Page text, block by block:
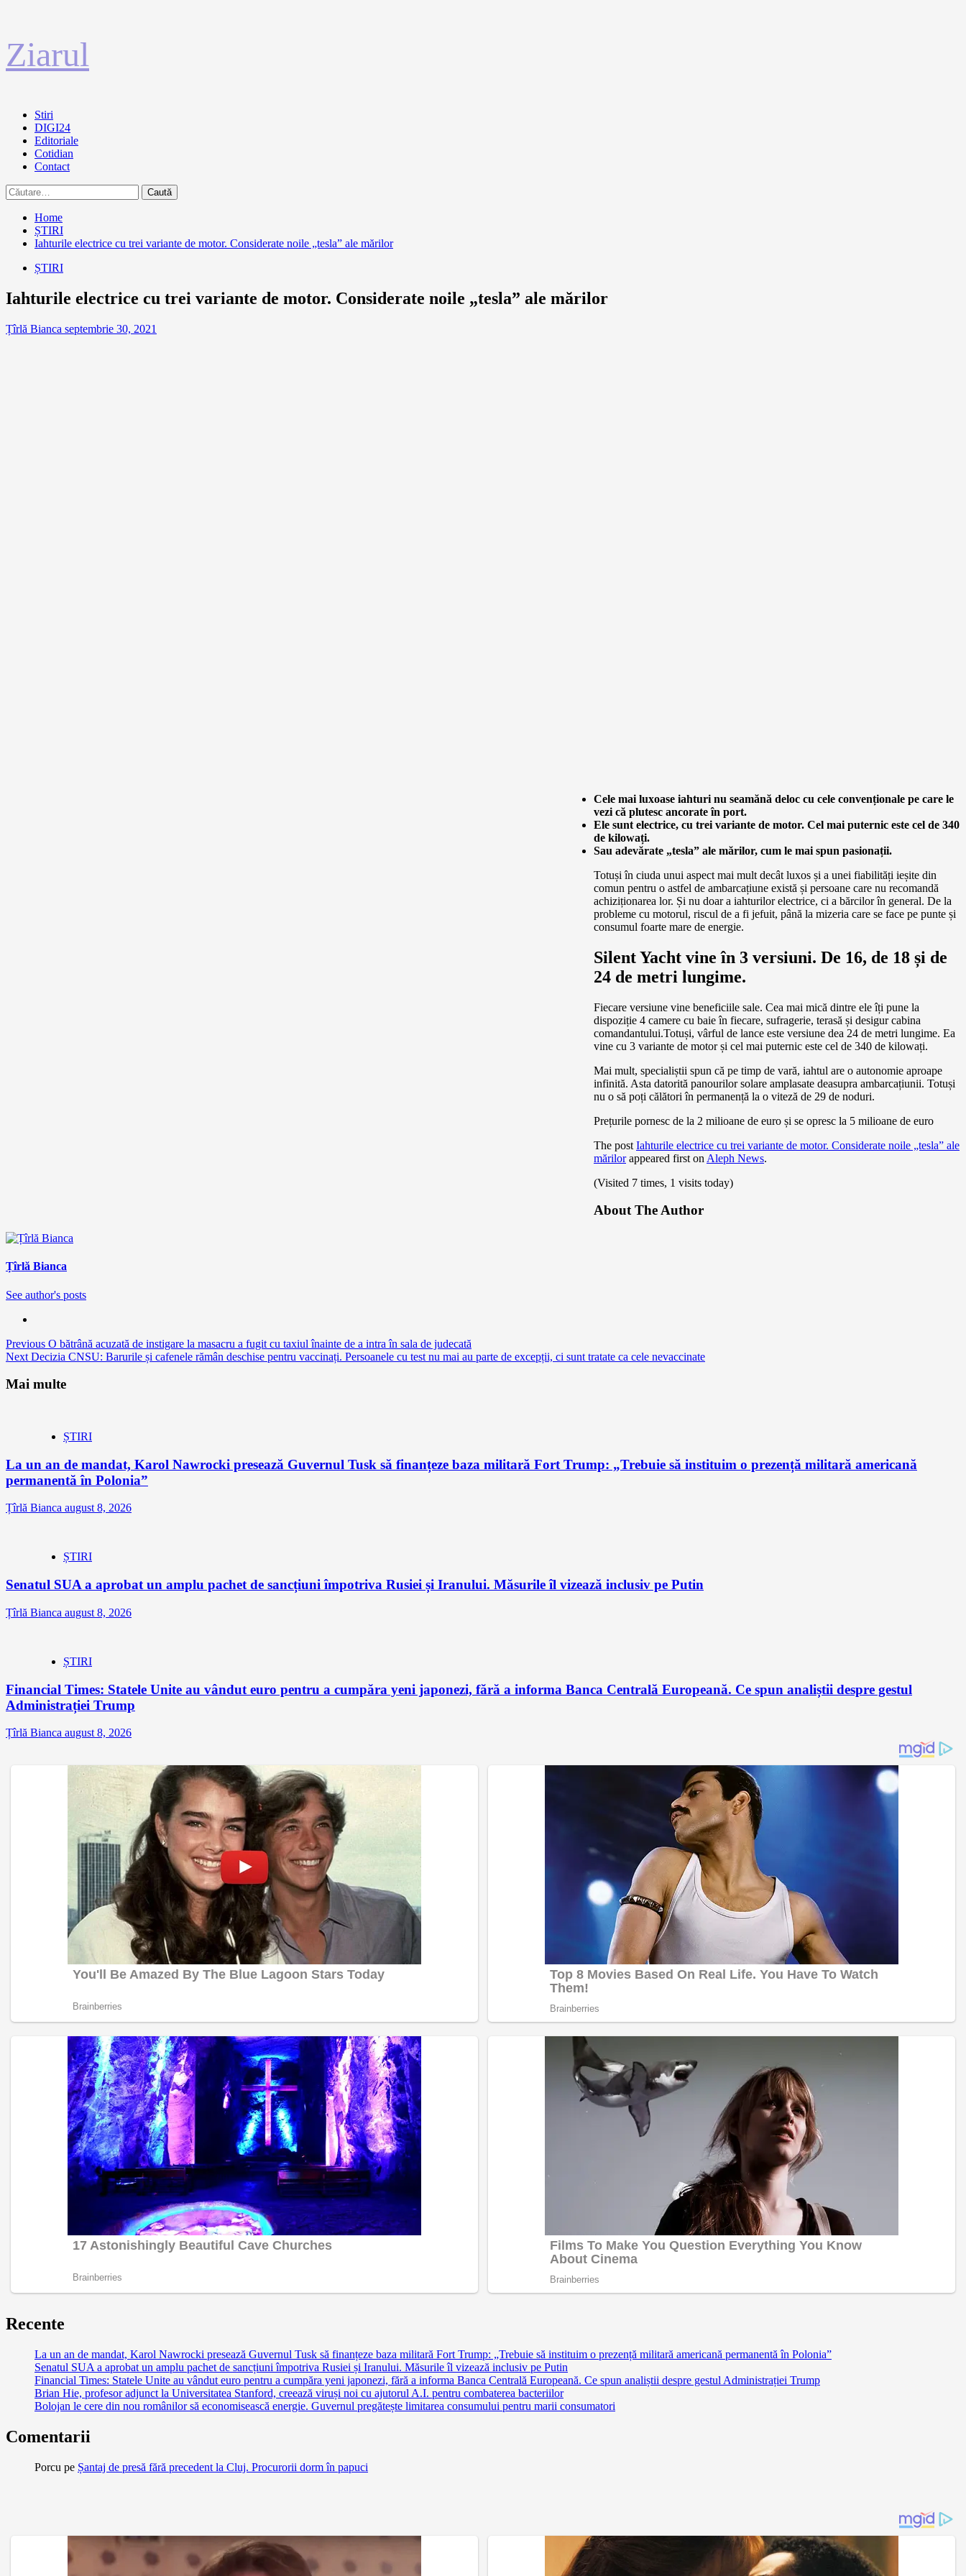
la
conținut
Ziarul
Primary
Menu
Stiri
DIGI24
Editoriale
Cotidian
Contact
Caută
după:
Home
ȘTIRI
Iahturile electrice cu trei variante de motor. Considerate noile „tesla” ale mărilor
ȘTIRI
Iahturile electrice cu trei variante de motor. Considerate noile „tesla” ale mărilor
Țîrlă Bianca septembrie 30, 2021
Cele mai luxoase iahturi nu seamănă deloc cu cele convenționale pe care le
vezi că plutesc ancorate în port.
Ele sunt electrice, cu trei variante de motor. Cel mai puternic este cel de 340
de kilowați.
Sau adevărate „tesla” ale mărilor, cum le mai spun pasionații.
Totuși în ciuda unui aspect mai mult decât luxos și a unei fiabilități ieșite din
comun pentru o astfel de ambarcațiune există și persoane care nu recomandă
achiziționarea lor. Și nu doar a iahturilor electrice, ci a bărcilor în general. De la
probleme cu motorul, riscul de a fi jefuit, până la mizeria care se face pe punte și
consumul foarte mare de energie.
Silent Yacht vine în 3 versiuni. De 16, de 18 și de
24 de metri lungime.
Fiecare versiune vine beneficiile sale. Cea mai mică dintre ele îți pune la
dispoziție 4 camere cu baie în fiecare, sufragerie, terasă și desigur cabina
comandantului.Totuși, vârful de lance este versiune dea 24 de metri lungime. Ea
vine cu 3 variante de motor și cel mai puternic este cel de 340 de kilowați.
Mai mult, specialiștii spun că pe timp de vară, iahtul are o autonomie aproape
infinită. Asta datorită panourilor solare amplasate deasupra ambarcațiunii. Totuși
nu o să poți călători în permanență la o viteză de 29 de noduri.
Prețurile pornesc de la 2 milioane de euro și se opresc la 5 milioane de euro
The post Iahturile electrice cu trei variante de motor. Considerate noile „tesla” ale
mărilorappeared first on Aleph News.
(Visited 7 times, 1 visits today)
About The Author
Țîrlă Bianca
See author's posts
Continue
Reading
Previous O bătrână acuzată de instigare la masacru a fugit cu taxiul înainte de a intra în sala de judecată
Next Decizia CNSU: Barurile și cafenele rămân deschise pentru vaccinați. Persoanele cu test nu mai au parte de excepții, ci sunt tratate ca cele nevaccinate
Mai multe
ȘTIRI
La un an de mandat, Karol Nawrocki presează Guvernul Tusk să finanțeze baza militară Fort Trump: „Trebuie să instituim o prezență militară americană
permanentă în Polonia”
Țîrlă Bianca august 8, 2026
ȘTIRI
Senatul SUA a aprobat un amplu pachet de sancțiuni împotriva Rusiei și Iranului. Măsurile îl vizează inclusiv pe Putin
Țîrlă Bianca august 8, 2026
ȘTIRI
Financial Times: Statele Unite au vândut euro pentru a cumpăra yeni japonezi, fără a informa Banca Centrală Europeană. Ce spun analiștii despre gestul
Administrației Trump
Țîrlă Bianca august 8, 2026
Recente
La un an de mandat, Karol Nawrocki presează Guvernul Tusk să finanțeze baza militară Fort Trump: „Trebuie să instituim o prezență militară americană permanentă în Polonia”
Senatul SUA a aprobat un amplu pachet de sancțiuni împotriva Rusiei și Iranului. Măsurile îl vizează inclusiv pe Putin
Financial Times: Statele Unite au vândut euro pentru a cumpăra yeni japonezi, fără a informa Banca Centrală Europeană. Ce spun analiștii despre gestul Administrației Trump
Brian Hie, profesor adjunct la Universitatea Stanford, creează viruși noi cu ajutorul A.I. pentru combaterea bacteriilor
Bolojan le cere din nou românilor să economisească energie. Guvernul pregătește limitarea consumului pentru marii consumatori
Comentarii
Porcu pe Șantaj de presă fără precedent la Cluj. Procurorii dorm în papuci